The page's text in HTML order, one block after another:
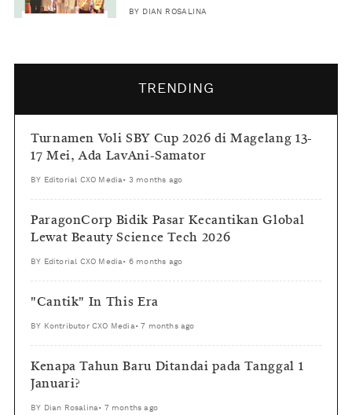
BY DIAN ROSALINA
TRENDING
Turnamen Voli SBY Cup 2026 di Magelang 13-
17 Mei, Ada LavAni-Samator
BY Editorial CXO Media• 3 months ago
ParagonCorp Bidik Pasar Kecantikan Global
Lewat Beauty Science Tech 2026
BY Editorial CXO Media• 6 months ago
"Cantik" In This Era
BY Kontributor CXO Media•7 months ago
Kenapa Tahun Baru Ditandai pada Tanggal 1
Januari?
BY Dian Rosalina• 7 months ago